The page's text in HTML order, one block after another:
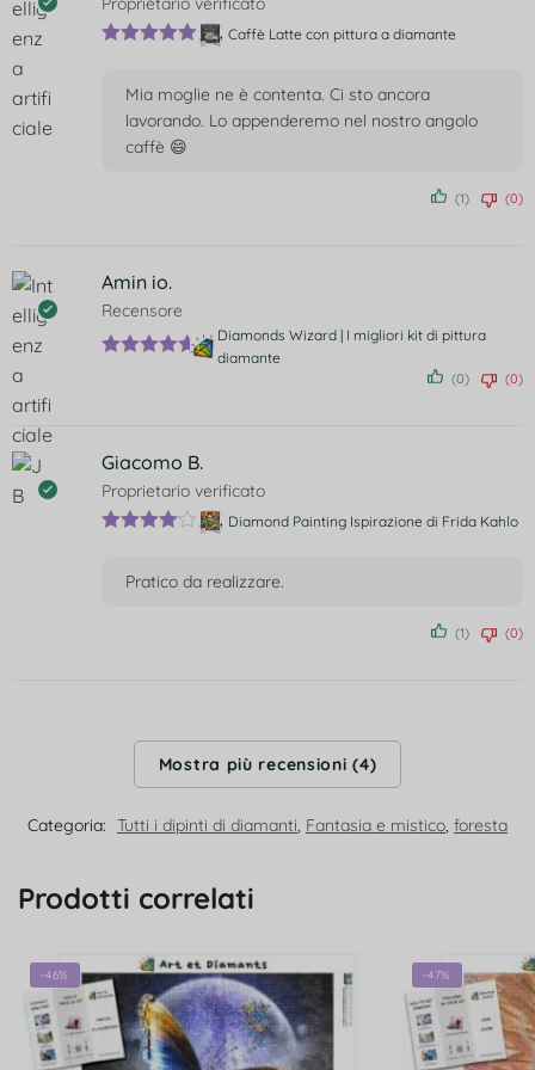
Caffè Latte con pittura a diamante
Mia moglie ne è contenta. Ci sto ancora
lavorando. Lo appenderemo nel nostro angolo
caffè 😄
(1) (0)
Amin io.
Recensore
Diamonds Wizard | I migliori kit di pittura
diamante
(0) (0)
Giacomo B.
Proprietario verificato
Diamond Painting Ispirazione di Frida Kahlo
Pratico da realizzare.
(1) (0)
Mostra più recensioni (4)
Categoria: Tutti i dipinti di diamanti, Fantasia e mistico, foresta
Prodotti correlati
-46% -47%